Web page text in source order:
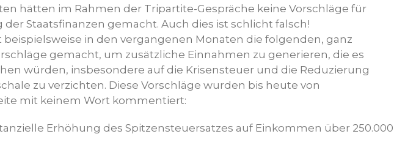
hätten im Rahmen der Tripartite-Gespräche keine Vorschläge für
der Staatsfinanzen gemacht. Auch dies ist schlicht falsch!
beispielsweise in den vergangenen Monaten die folgenden, ganz
gemacht, um zusätzliche Einnahmen zu generieren, die es
würden, insbesondere auf die Krisensteuer und die Reduzierung
zu verzichten. Diese Vorschläge wurden bis heute von
mit keinem Wort kommentiert:
Erhöhung des Spitzensteuersatzes auf Einkommen über 250.000